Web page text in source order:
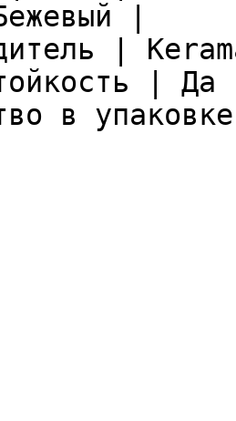
|
|
|
в